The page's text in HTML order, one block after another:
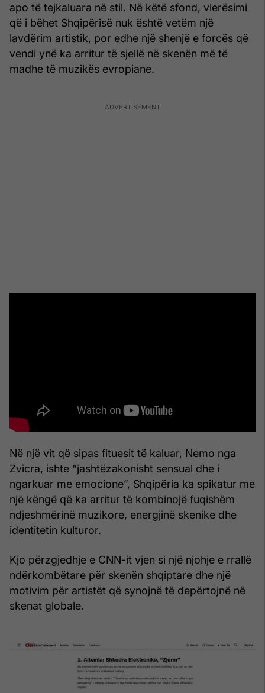
apo të tejkaluara në stil. Në këtë sfond, vlerësimi
që i bëhet Shqipërisë nuk është vetëm një
lavdërim artistik, por edhe një shenjë e forcës që
vendi ynë ka arritur të sjellë në skenën më të
madhe të muzikës evropiane.
Në një vit që sipas fituesit të kaluar, Nemo nga
Zvicra, ishte “jashtëzakonisht sensual dhe i
ngarkuar me emocione”, Shqipëria ka spikatur me
një këngë që ka arritur të kombinojë fuqishëm
ndjeshmërinë muzikore, energjinë skenike dhe
identitetin kulturor.
Kjo përzgjedhje e CNN-it vjen si një njohje e rrallë
ndërkombëtare për skenën shqiptare dhe një
motivim për artistët që synojnë të depërtojnë në
skenat globale.